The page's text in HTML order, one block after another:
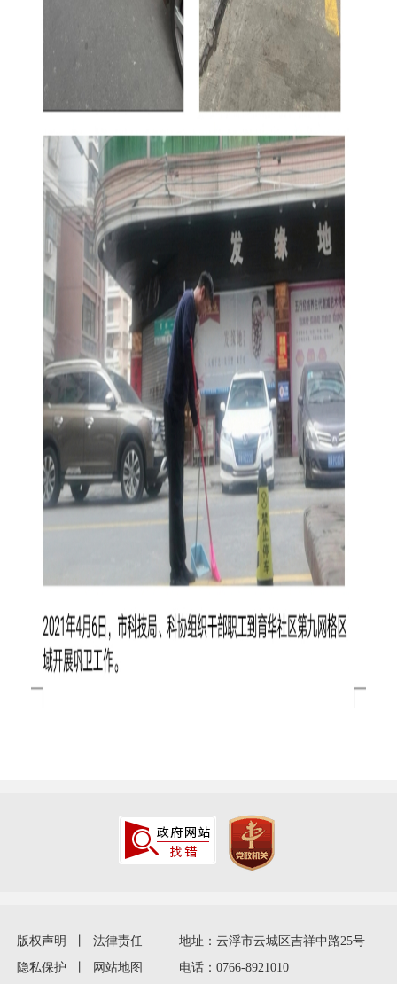
版权声明
法律责任
隐私保护
网站地图
地址：云浮市云城区吉祥中路25号
电话：0766-8921010